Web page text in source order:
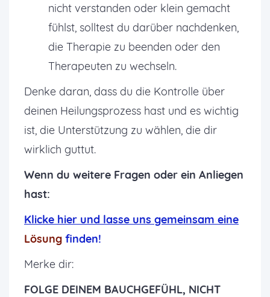
nicht verstanden oder klein gemacht
fühlst, solltest du darüber nachdenken,
die Therapie zu beenden oder den
Therapeuten zu wechseln.
Denke daran, dass du die Kontrolle über
deinen Heilungsprozess hast und es wichtig
ist, die Unterstützung zu wählen, die dir
wirklich guttut.
Wenn du weitere Fragen oder ein Anliegen
hast:
Klicke hier und lasse uns gemeinsam eine
Lösung finden!
Merke dir:
FOLGE DEINEM BAUCHGEFÜHL, NICHT